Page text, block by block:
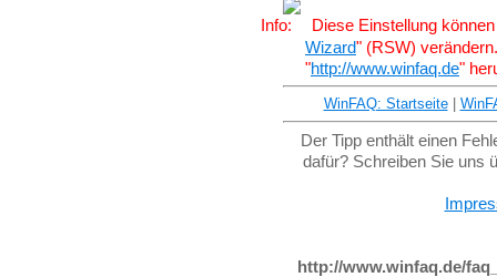
Diese Einstellung
Wizard" (RSW)
"http://www.winfaq.de"
WinFAQ: Startseite|
Der Tipp enthält einen
dafür? Schreiben Sie uns
http://www.winfaq.de/